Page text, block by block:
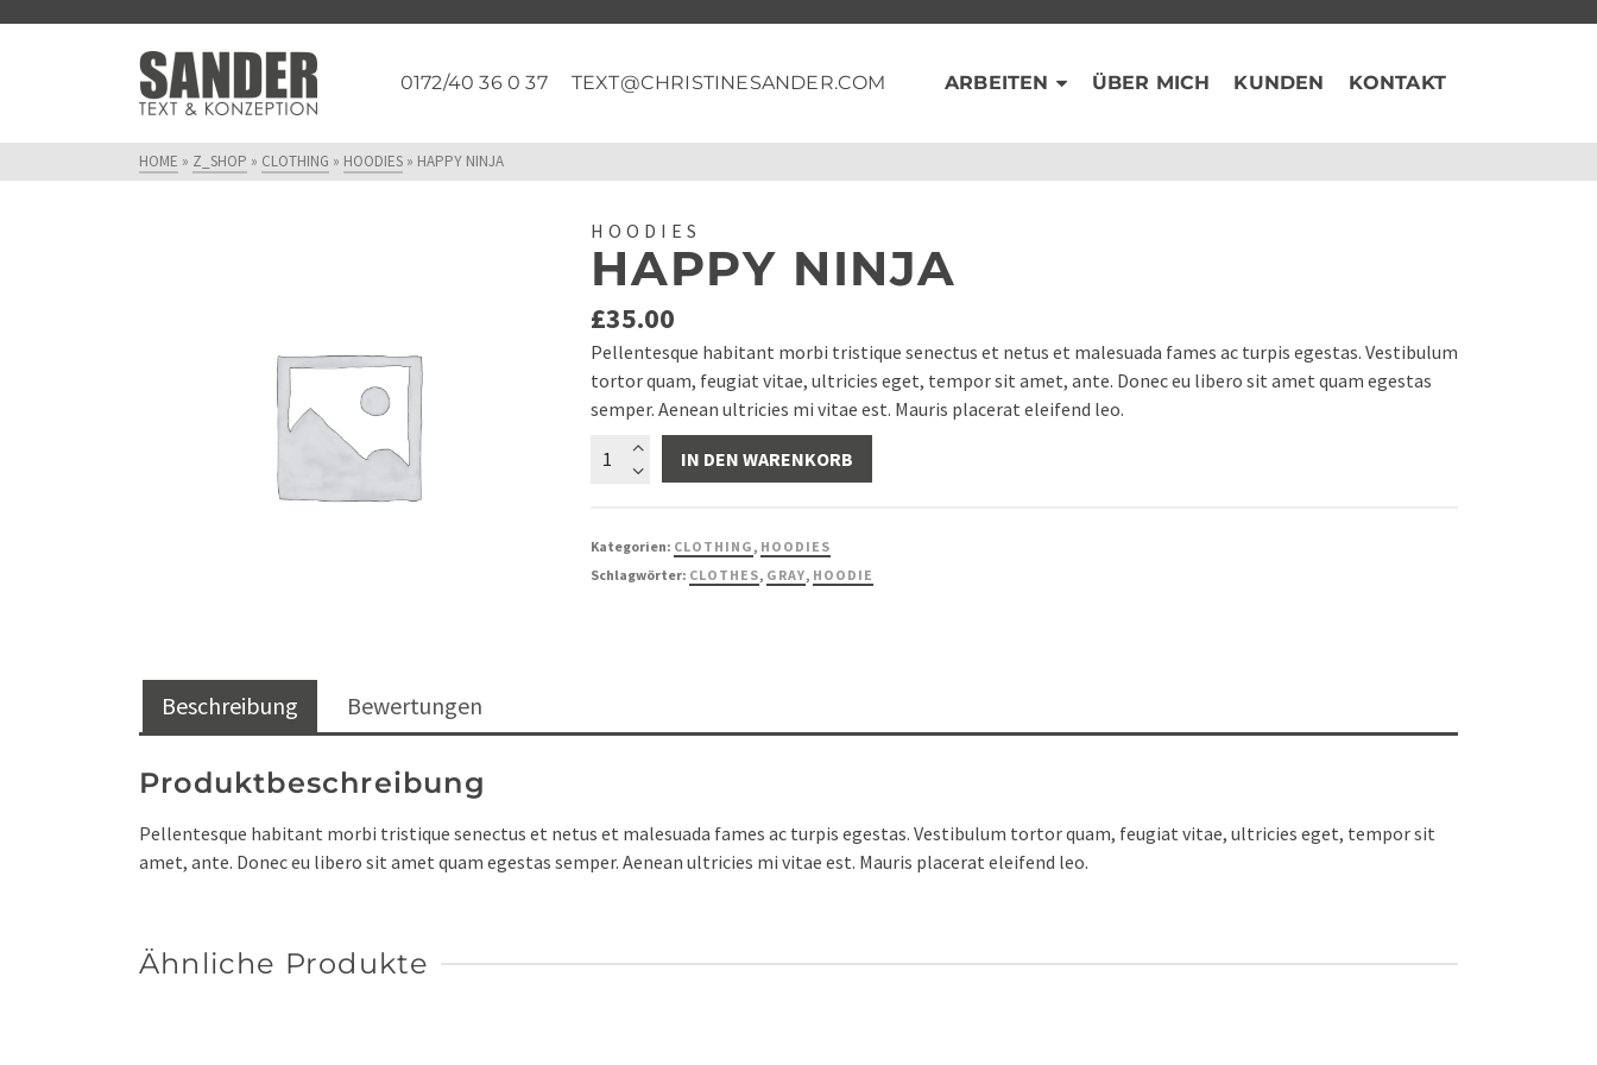
0172/40 36 0 37 TEXT@CHRISTINESANDER.COM ARBEITEN ÜBER MICH KUNDEN KONTAKT
HOME » Z_SHOP » CLOTHING » HOODIES » HAPPY NINJA
HOODIES
HAPPY NINJA
£35.00
Pellentesque habitant morbi tristique senectus et netus et malesuada fames ac turpis egestas. Vestibulum
tortor quam, feugiat vitae, ultricies eget, tempor sit amet, ante. Donec eu libero sit amet quam egestas
semper. Aenean ultricies mi vitae est. Mauris placerat eleifend leo.
Happy
IN DEN WARENKORB
Kategorien: CLOTHING, HOODIES
Schlagwörter: CLOTHES, GRAY, HOODIE
Beschreibung Bewertungen
Produktbeschreibung
Pellentesque habitant morbi tristique senectus et netus et malesuada fames ac turpis egestas. Vestibulum tortor quam, feugiat vitae, ultricies eget, tempor sit
amet, ante. Donec eu libero sit amet quam egestas semper. Aenean ultricies mi vitae est. Mauris placerat eleifend leo.
Ähnliche Produkte